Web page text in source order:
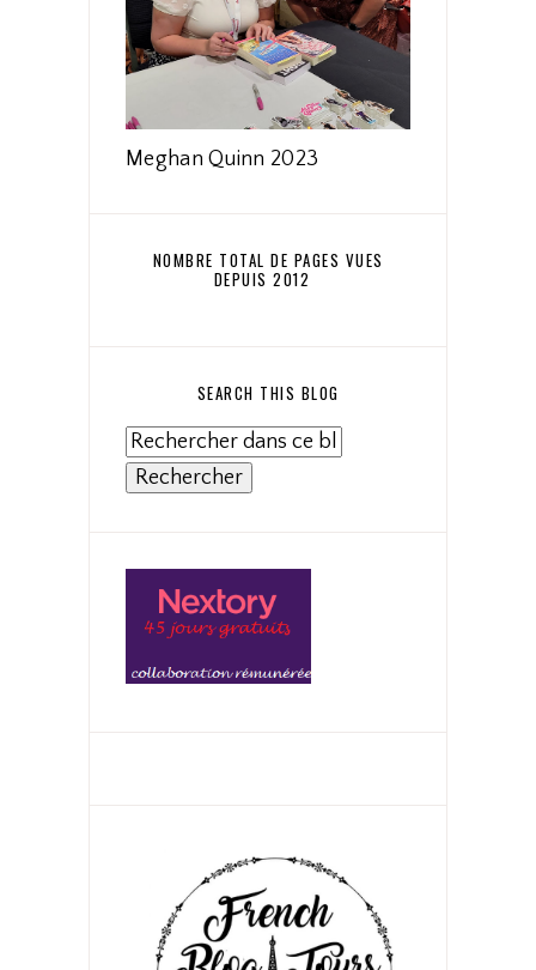
Meghan Quinn 2023
NOMBRE TOTAL DE PAGES VUES
DEPUIS 2012
SEARCH THIS BLOG